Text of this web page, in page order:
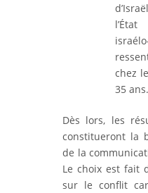
chez
35 ans.
Dès lors, les
constitueront la
de la
Le choix est fait
sur le conflit